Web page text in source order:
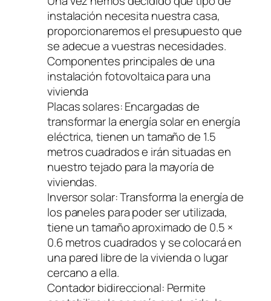
instalación necesita nuestra casa,
proporcionaremos el presupuesto que
se adecue a vuestras necesidades.
Componentes principales de una
instalación fotovoltaica para una
vivienda
Placas solares: Encargadas de
transformar la energía solar en energía
eléctrica, tienen un tamaño de 1.5
metros cuadrados e irán situadas en
nuestro tejado para la mayoría de
viviendas.
Inversor solar: Transforma la energía de
los paneles para poder ser utilizada,
tiene un tamaño aproximado de 0.5 ×
0.6 metros cuadrados y se colocará en
una pared libre de la vivienda o lugar
cercano a ella.
Contador bidireccional: Permite